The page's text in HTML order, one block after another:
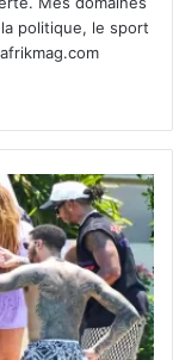
politique, le sport